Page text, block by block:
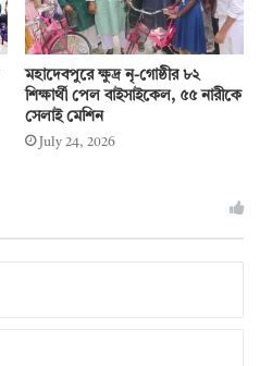
মহাদেবপুরে ক্ষুদ্র নৃ-গোষ্ঠীর ৮২
শিক্ষার্থী পেল বাইসাইকেল, ৫৫ নারীকে
সেলাই মেশিন
July 24, 2026